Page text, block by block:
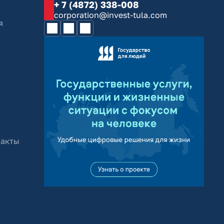
+ 7 (4872) 338-008
corporation@invest-tula.com